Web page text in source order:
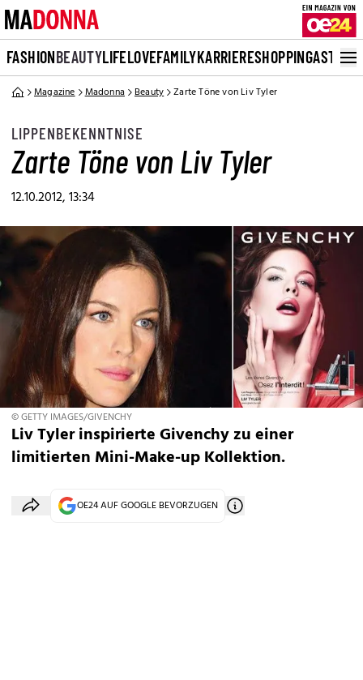
FASHIONBEAUTYLIFELOVEFAMILYKARRIERESHOPPINGASTRO
Magazine Madonna Beauty Zarte Töne von Liv Tyler
LIPPENBEKENNTNISE
Zarte Töne von Liv Tyler
12.10.2012, 13:34
© GETTY IMAGES/GIVENCHY
Liv Tyler inspirierte Givenchy zu einer
limitierten Mini-Make-up Kollektion.
OE24 AUF GOOGLE BEVORZUGEN